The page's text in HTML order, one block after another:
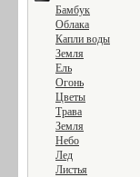
Бамбук
Облака
Капли воды
Земля
Ель
Огонь
Цветы
Трава
Земля
Небо
Лед
Листья